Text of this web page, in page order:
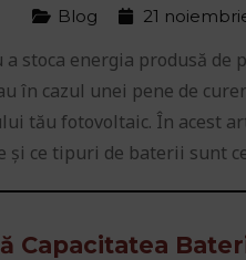
Blog 21
stoca energia produsă de
în cazul unei pene de
tău fotovoltaic. În acest
și ce tipuri de baterii sunt
Capacitatea